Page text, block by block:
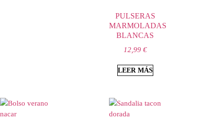
PULSERAS
MARMOLADAS
BLANCAS
12,99 €
LEER MÁS